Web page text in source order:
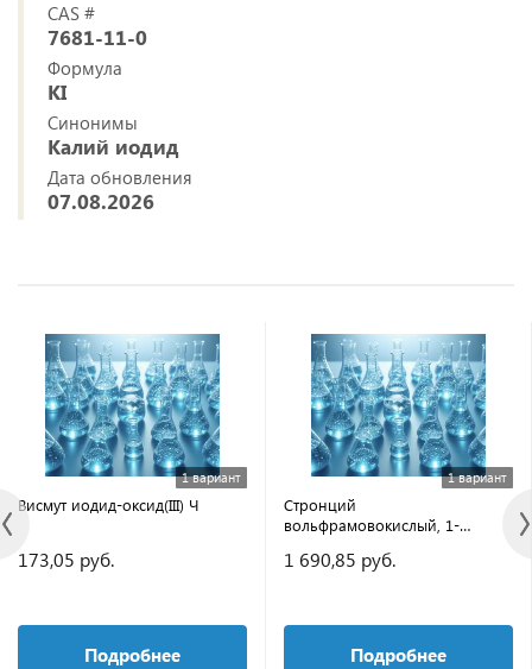
CAS #
7681-11-0
Формула
KI
Синонимы
Калий иодид
Дата обновления
07.08.2026
1 вариант
Висмут иодид-оксид(III) Ч
173,05 руб.
Подробнее
1 вариант
Стронций
вольфрамовокислый, 1-
1 690,85 руб.
Подробнее